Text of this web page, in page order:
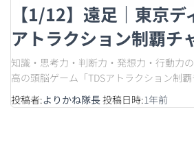
【1/12】遠足｜東京デ
アトラクション制覇チ
知識・思考力・判断力・発想力・行動力
高の頭脳ゲーム「TDSアトラクション制覇
投稿者:よりかね隊長投稿日時:1年前